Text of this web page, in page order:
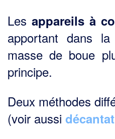
Les appareils à
apportant dans
masse de boue
principe.
Deux méthodes
(voir aussi